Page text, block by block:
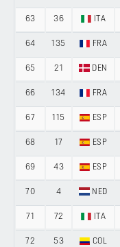
63 36 ITA
64 135 FRA
65 21 DEN
66 134 FRA
67 115 ESP
68 17 ESP
69 43 ESP
70 4 NED
71 72 ITA
72 53 COL